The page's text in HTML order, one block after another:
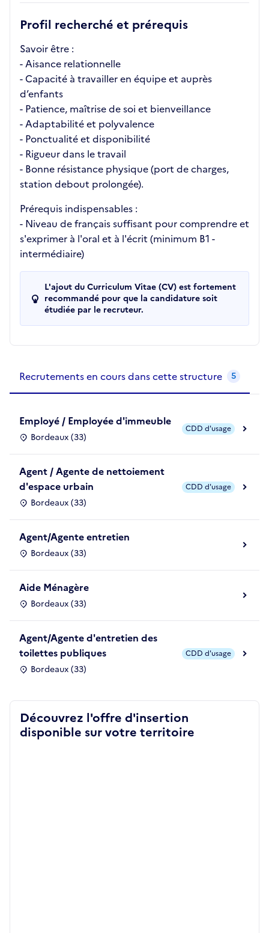
Profil recherché et prérequis
Savoir être :
- Aisance relationnelle
- Capacité à travailler en équipe et auprès
d’enfants
- Patience, maîtrise de soi et bienveillance
- Adaptabilité et polyvalence
- Ponctualité et disponibilité
- Rigueur dans le travail
- Bonne résistance physique (port de charges,
station debout prolongée).
Prérequis indispensables :
- Niveau de français suffisant pour comprendre et
s'exprimer à l'oral et à l'écrit (minimum B1 -
intermédiaire)
L'ajout du Curriculum Vitae (CV) est fortement
recommandé pour que la candidature soit
étudiée par le recruteur.
Recrutements en cours dans cette structure 5
Employé / Employée d'immeuble
Bordeaux (33)
CDD d'usage
Agent / Agente de nettoiement
d'espace urbain
Bordeaux (33)
CDD d'usage
Agent/Agente entretien
Bordeaux (33)
Aide Ménagère
Bordeaux (33)
Agent/Agente d'entretien des
toilettes publiques
Bordeaux (33)
CDD d'usage
Découvrez l'offre d'insertion
disponible sur votre territoire